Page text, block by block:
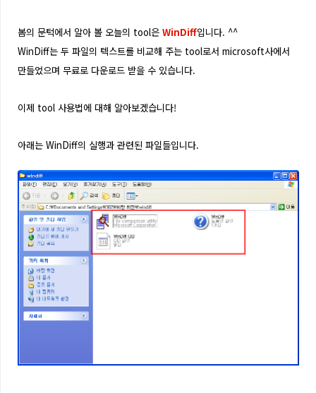
봄의 문턱에서 알아 볼 오늘의 tool은 WinDiff입니다. ^^
WinDiff는 두 파일의 텍스트를 비교해 주는 tool로서 microsoft사에서
만들었으며 무료로 다운로드 받을 수 있습니다.
이제 tool 사용법에 대해 알아보겠습니다!
아래는 WinDiff의 실행과 관련된 파일들입니다.